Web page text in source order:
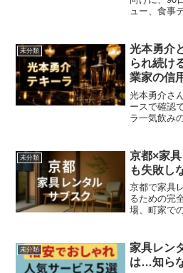
ュー、食事
未分類
光本勇介
られ続け
業家の信
光本勇介さ
ースで確認
ラ一気飲み
信頼回復ま
す。
未分類
京都×家
も失敗し
京都で家具
るための完
場、町家で
ら回収まで
者でも総額
をわかりや
未分類
家具レン
は…知ら